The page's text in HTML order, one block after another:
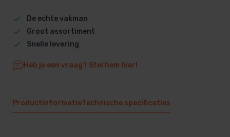
De echte vakman
Groot assortiment
Snelle levering
Heb je een vraag? Stel hem hier!
ProductinformatieTechnische specificaties